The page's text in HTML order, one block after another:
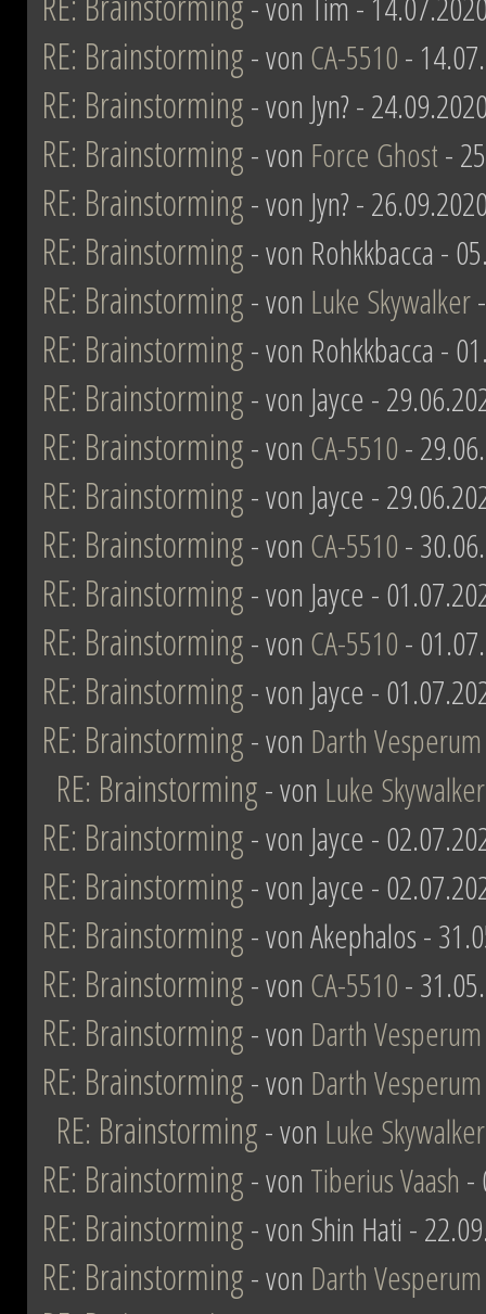
RE: Brainstorming- von CA-5510-
RE: Brainstorming- von Jyn? -
RE: Brainstorming- von Force Ghost-
RE: Brainstorming- von Jyn? -
RE: Brainstorming- von Rohkkbacca -
RE: Brainstorming- von Luke Skywalker
RE: Brainstorming- von Rohkkbacca -
RE: Brainstorming- von Jayce -
RE: Brainstorming- von CA-5510-
RE: Brainstorming- von Jayce -
RE: Brainstorming- von CA-5510-
RE: Brainstorming- von Jayce -
RE: Brainstorming- von CA-5510-
RE: Brainstorming- von Jayce -
RE: Brainstorming- von Darth Vesperum
RE: Brainstorming- von Luke Skywalker
RE: Brainstorming- von Jayce -
RE: Brainstorming- von Jayce -
RE: Brainstorming- von Akephalos -
RE: Brainstorming- von CA-5510-
RE: Brainstorming- von Darth Vesperum
RE: Brainstorming- von Darth Vesperum
RE: Brainstorming- von Luke Skywalker
RE: Brainstorming- von Tiberius Vaash -
RE: Brainstorming- von Shin Hati -
RE: Brainstorming- von Darth Vesperum